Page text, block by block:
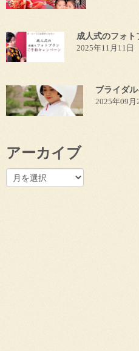
成人式のフォト
2025年11月11日
ブライダ
2025年09月
アーカイブ